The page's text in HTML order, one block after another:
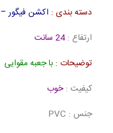
دسته بندی : اکشن فیگور –
ارتفاع :24 سانت
توضیحات : با جعبه مقوایی
کیفیت :خوب
جنس : PVC